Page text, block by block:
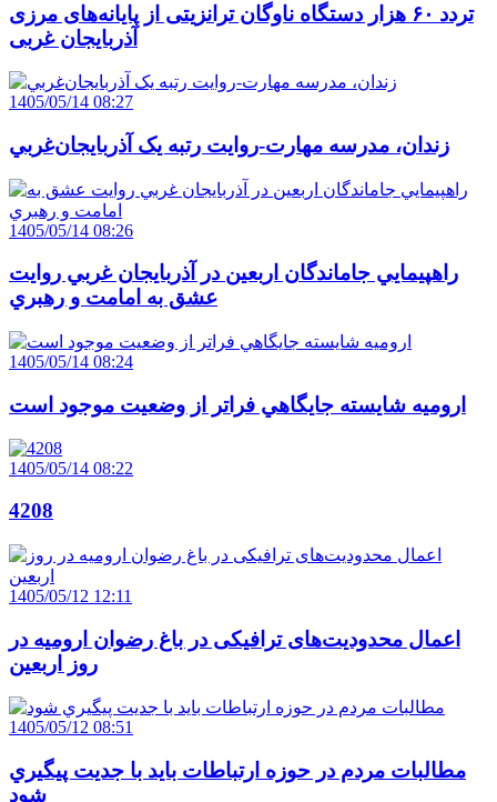
تردد ۶۰ هزار دستگاه ناوگان ترانزیتی از پایانه‌های مرزی
آذربایجان ‌غربی
1405/05/14 08:27
زندان، مدرسه مهارت-روايت رتبه يک آذربايجان‌غربي
1405/05/14 08:26
راهپيمايي جاماندگان اربعين در آذربايجان غربي روايت
عشق به امامت و رهبري
1405/05/14 08:24
اروميه شايسته جايگاهي فراتر از وضعيت موجود است
1405/05/14 08:22
4208
1405/05/12 12:11
اعمال محدودیت‌های ترافیکی در باغ رضوان ارومیه در
روز اربعین
1405/05/12 08:51
مطالبات مردم در حوزه ارتباطات بايد با جديت پيگيري
شود